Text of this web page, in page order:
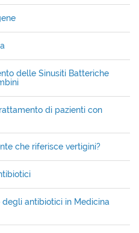
delle Sinusiti Batteriche
di pazienti con
che riferisce vertigini?
antibiotici in Medicina